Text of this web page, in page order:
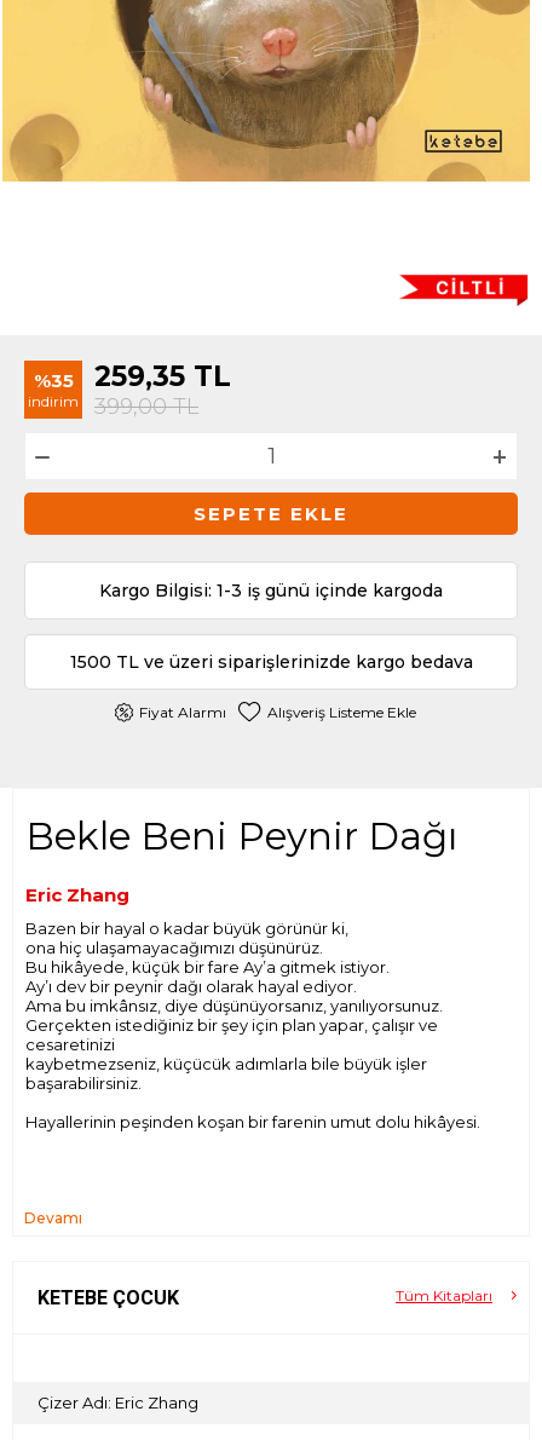
%35
indirim
259,35 TL
399,00TL
SEPETE EKLE
Kargo Bilgisi: 1-3 iş günü içinde kargoda
1500 TL ve üzeri siparişlerinizde kargo bedava
Fiyat Alarmı Alışveriş Listeme Ekle
Bekle Beni Peynir Dağı
Eric Zhang
Bazen bir hayal o kadar büyük görünür ki,
ona hiç ulaşamayacağımızı düşünürüz.
Bu hikâyede, küçük bir fare Ay’a gitmek istiyor.
Ay’ı dev bir peynir dağı olarak hayal ediyor.
Ama bu imkânsız, diye düşünüyorsanız, yanılıyorsunuz.
Gerçekten istediğiniz bir şey için plan yapar, çalışır ve
cesaretinizi
kaybetmezseniz, küçücük adımlarla bile büyük işler
başarabilirsiniz.
Hayallerinin peşinden koşan bir farenin umut dolu hikâyesi.
Devamı
KETEBE ÇOCUK Tüm Kitapları
Çizer Adı: Eric Zhang